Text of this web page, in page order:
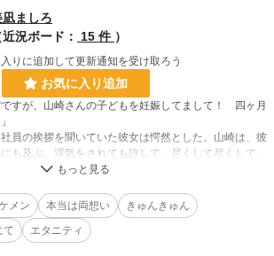
凪ましろ
近況ボード：
15 件 ）
りに追加して更新通知を受け取ろう
お気に入り追加
すが、山崎さんの子どもを妊娠してまして！ 四ヶ月
員の挨拶を聞いていた彼女は愕然とした。山崎は、彼
も及ぶ。浮気をされても許して、尽くして尽くして、
尽くしまくった彼女。挙句の果てにポイ捨てかと……。
と訴える元彼氏に呆れた彼女であったが、そこに、思
伸べられる。
構わないか？」
れとした結婚生活がスタートする。
メン 本当は両想い
きゅんきゅん
て
エタニティ